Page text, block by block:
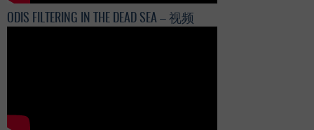
ODIS FILTERING IN THE DEAD SEA – 视频